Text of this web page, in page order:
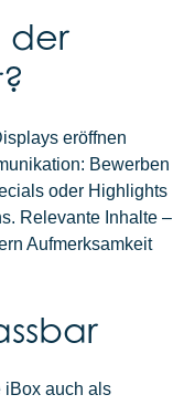
der
eröffnen
Bewerben
oder Highlights
Relevante Inhalte –
Aufmerksamkeit
iBox auch als